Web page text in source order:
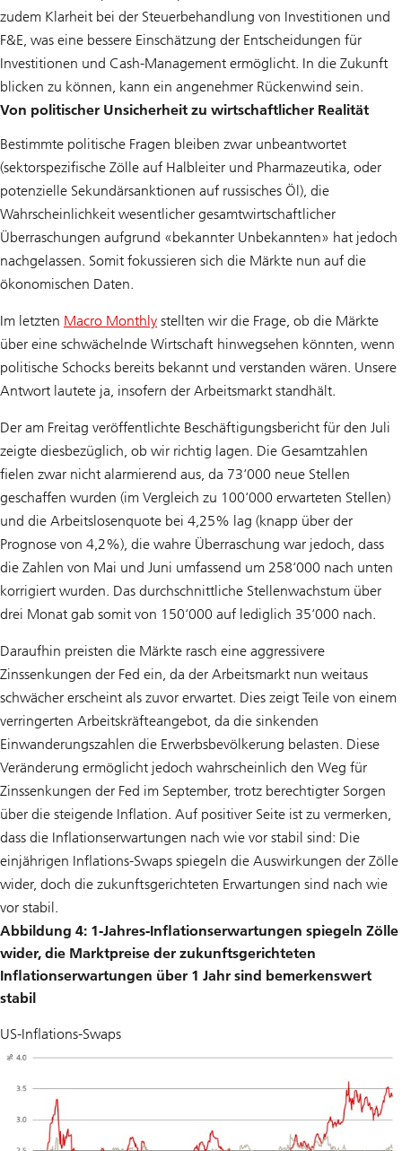
zudem Klarheit bei der Steuerbehandlung von Investitionen und
F&E, was eine bessere Einschätzung der Entscheidungen für
Investitionen und Cash-Management ermöglicht. In die Zukunft
blicken zu können, kann ein angenehmer Rückenwind sein.
Von politischer Unsicherheit zu wirtschaftlicher Realität
Bestimmte politische Fragen bleiben zwar unbeantwortet
(sektorspezifische Zölle auf Halbleiter und Pharmazeutika, oder
potenzielle Sekundärsanktionen auf russisches Öl), die
Wahrscheinlichkeit wesentlicher gesamtwirtschaftlicher
Überraschungen aufgrund «bekannter Unbekannten» hat jedoch
nachgelassen. Somit fokussieren sich die Märkte nun auf die
ökonomischen Daten.
Im letzten Macro Monthly stellten wir die Frage, ob die Märkte
über eine schwächelnde Wirtschaft hinwegsehen könnten, wenn
politische Schocks bereits bekannt und verstanden wären. Unsere
Antwort lautete ja, insofern der Arbeitsmarkt standhält.
Der am Freitag veröffentlichte Beschäftigungsbericht für den Juli
zeigte diesbezüglich, ob wir richtig lagen. Die Gesamtzahlen
fielen zwar nicht alarmierend aus, da 73‘000 neue Stellen
geschaffen wurden (im Vergleich zu 100‘000 erwarteten Stellen)
und die Arbeitslosenquote bei 4,25% lag (knapp über der
Prognose von 4,2%), die wahre Überraschung war jedoch, dass
die Zahlen von Mai und Juni umfassend um 258‘000 nach unten
korrigiert wurden. Das durchschnittliche Stellenwachstum über
drei Monat gab somit von 150‘000 auf lediglich 35‘000 nach.
Daraufhin preisten die Märkte rasch eine aggressivere
Zinssenkungen der Fed ein, da der Arbeitsmarkt nun weitaus
schwächer erscheint als zuvor erwartet. Dies zeigt Teile von einem
verringerten Arbeitskräfteangebot, da die sinkenden
Einwanderungszahlen die Erwerbsbevölkerung belasten. Diese
Veränderung ermöglicht jedoch wahrscheinlich den Weg für
Zinssenkungen der Fed im September, trotz berechtigter Sorgen
über die steigende Inflation. Auf positiver Seite ist zu vermerken,
dass die Inflationserwartungen nach wie vor stabil sind: Die
einjährigen Inflations-Swaps spiegeln die Auswirkungen der Zölle
wider, doch die zukunftsgerichteten Erwartungen sind nach wie
vor stabil.
Abbildung 4: 1-Jahres-Inflationserwartungen spiegeln Zölle
wider, die Marktpreise der zukunftsgerichteten
Inflationserwartungen über 1 Jahr sind bemerkenswert
stabil
US-Inflations-Swaps